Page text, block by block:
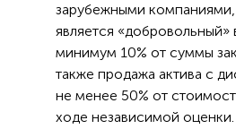
зарубежными
является «добровольный»
минимум 10% от суммы
также продажа актива с
не менее 50% от
ходе независимой